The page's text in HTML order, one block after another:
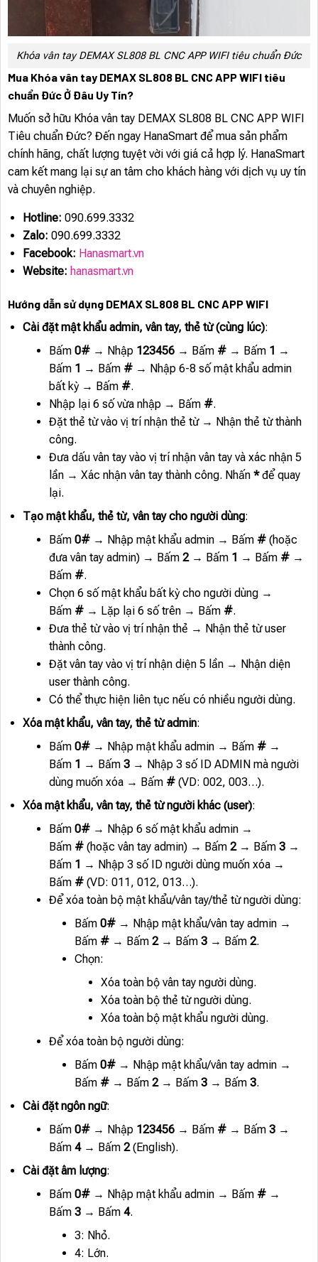
Khóa vân tay DEMAX SL808 BL CNC APP WIFI tiêu chuẩn Đức
Mua Khóa vân tay DEMAX SL808 BL CNC APP WIFI tiêu
chuẩn Đức Ở Đâu Uy Tín?
Muốn sở hữu Khóa vân tay DEMAX SL808 BL CNC APP WIFI
Tiêu chuẩn Đức? Đến ngay HanaSmart để mua sản phẩm
chính hãng, chất lượng tuyệt vời với giá cả hợp lý. HanaSmart
cam kết mang lại sự an tâm cho khách hàng với dịch vụ uy tín
và chuyên nghiệp.
Hotline: 090.699.3332
Zalo: 090.699.3332
Facebook: Hanasmart.vn
Website: hanasmart.vn
Hướng dẫn sử dụng DEMAX SL808 BL CNC APP WIFI
Cài đặt mật khẩu admin, vân tay, thẻ từ (cùng lúc):
Bấm 0#→ Nhập 123456→ Bấm #→ Bấm 1 →
Bấm 1 → Bấm #→ Nhập 6-8 số mật khẩu admin
bất kỳ → Bấm #.
Nhập lại 6 số vừa nhập → Bấm #.
Đặt thẻ từ vào vị trí nhận thẻ từ → Nhận thẻ từ thành
công.
Đưa dấu vân tay vào vị trí nhận vân tay và xác nhận 5
lần → Xác nhận vân tay thành công. Nhấn *để quay
lại.
Tạo mật khẩu, thẻ từ, vân tay cho người dùng:
Bấm 0#→ Nhập mật khẩu admin → Bấm #(hoặc
đưa vân tay admin) → Bấm 2→ Bấm 1 → Bấm #→
Bấm #.
Chọn 6 số mật khẩu bất kỳ cho người dùng →
Bấm #→ Lặp lại 6 số trên → Bấm #.
Đưa thẻ từ vào vị trí nhận thẻ → Nhận thẻ từ user
thành công.
Đặt vân tay vào vị trí nhận diện 5 lần → Nhận diện
user thành công.
Có thể thực hiện liên tục nếu có nhiều người dùng.
Xóa mật khẩu, vân tay, thẻ từ admin:
Bấm 0#→ Nhập mật khẩu admin → Bấm #→
Bấm 1 → Bấm 3→ Nhập 3 số ID ADMIN mà người
dùng muốn xóa → Bấm #(VD: 002, 003…).
Xóa mật khẩu, vân tay, thẻ từ người khác (user):
Bấm 0#→ Nhập 6 số mật khẩu admin →
Bấm #(hoặc vân tay admin) → Bấm 2→ Bấm 3→
Bấm 1 → Nhập 3 số ID người dùng muốn xóa →
Bấm #(VD: 011, 012, 013…).
Để xóa toàn bộ mật khẩu/vân tay/thẻ từ người dùng:
Bấm0# → Nhập mật khẩu/vân tay admin →
Bấm # → Bấm2→ Bấm3 → Bấm2.
Chọn:
Xóa toàn bộ vân tay người dùng.
Xóa toàn bộ thẻ từ người dùng.
Xóa toàn bộ mật khẩu người dùng.
Để xóa toàn bộ người dùng:
Bấm0# → Nhập mật khẩu/vân tay admin →
Bấm # → Bấm2→ Bấm3 → Bấm3.
Cài đặt ngôn ngữ:
Bấm 0#→ Nhập 123456→ Bấm #→ Bấm 3→
Bấm 4→ Bấm 2(English).
Cài đặt âm lượng:
Bấm 0#→ Nhập mật khẩu admin → Bấm #→
Bấm 3→ Bấm 4.
3: Nhỏ.
4: Lớn.